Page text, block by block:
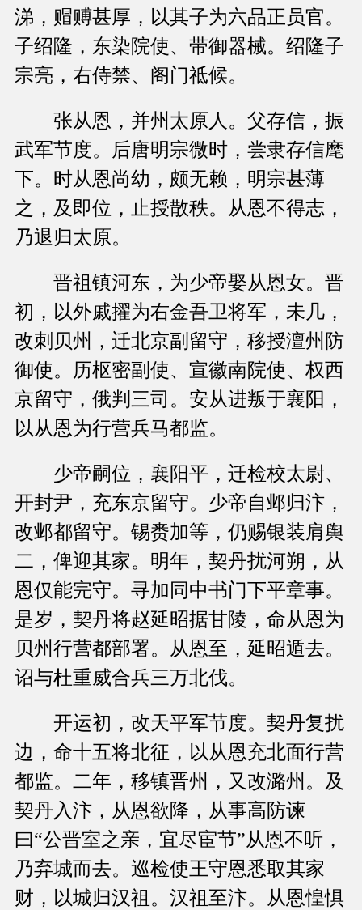
涕，赗赙甚厚，以其子为六品正员官。
子绍隆，东染院使、带御器械。绍隆子
宗亮，右侍禁、阁门祗候。
张从恩，并州太原人。父存信，振
武军节度。后唐明宗微时，尝隶存信麾
下。时从恩尚幼，颇无赖，明宗甚薄
之，及即位，止授散秩。从恩不得志，
乃退归太原。
晋祖镇河东，为少帝娶从恩女。晋
初，以外戚擢为右金吾卫将军，未几，
改刺贝州，迁北京副留守，移授澶州防
御使。历枢密副使、宣徽南院使、权西
京留守，俄判三司。安从进叛于襄阳，
以从恩为行营兵马都监。
少帝嗣位，襄阳平，迁检校太尉、
开封尹，充东京留守。少帝自邺归汴，
改邺都留守。锡赉加等，仍赐银装肩舆
二，俾迎其家。明年，契丹扰河朔，从
恩仅能完守。寻加同中书门下平章事。
是岁，契丹将赵延昭据甘陵，命从恩为
贝州行营都部署。从恩至，延昭遁去。
诏与杜重威合兵三万北伐。
开运初，改天平军节度。契丹复扰
边，命十五将北征，以从恩充北面行营
都监。二年，移镇晋州，又改潞州。及
契丹入汴，从恩欲降，从事高防谏
曰“公晋室之亲，宜尽宦节”从恩不听，
乃弃城而去。巡检使王守恩悉取其家
财，以城归汉祖。汉祖至汴。从恩惶惧